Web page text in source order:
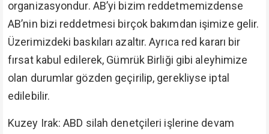
organizasyondur. AB’yi bizim reddetmemizdense
AB’nin bizi reddetmesi birçok bakımdan işimize gelir.
Üzerimizdeki baskıları azaltır. Ayrıca red kararı bir
fırsat kabul edilerek, Gümrük Birliği gibi aleyhimize
olan durumlar gözden geçirilip, gerekliyse iptal
edilebilir.
Kuzey Irak: ABD silah denetçileri işlerine devam